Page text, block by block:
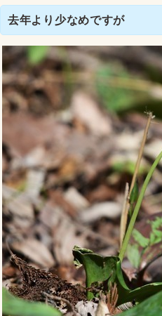
去年より少なめですが